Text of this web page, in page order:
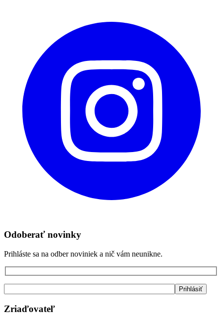
Odoberať novinky
Prihláste sa na odber noviniek a nič vám neunikne.
Zriaďovateľ